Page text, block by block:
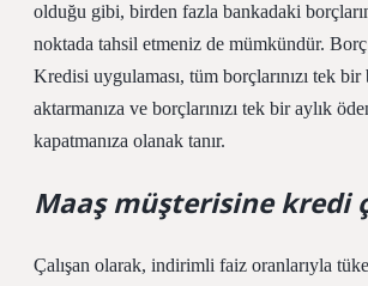
olduğu gibi, birden fazla bankadaki
noktada tahsil etmeniz de mümkündür.
Kredisi uygulaması, tüm borçlarınızı tek bir
aktarmanıza ve borçlarınızı tek bir aylık
kapatmanıza olanak tanır.
Maaş müşterisine kredi
Çalışan olarak, indirimli faiz oranlarıyla